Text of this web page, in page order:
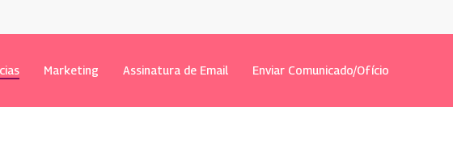
Marketing Assinatura de Email Enviar Comunicado/Ofício